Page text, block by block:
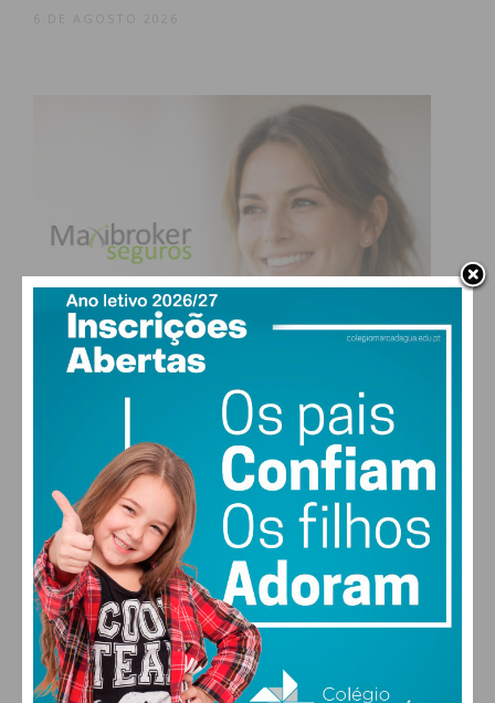
6 DE AGOSTO 2026